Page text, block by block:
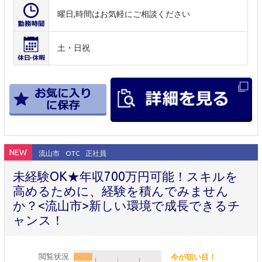
曜日,時間はお気軽にご相談ください
土・日祝
NEW 流山市 OTC 正社員
未経験OK★年収700万円可能！スキルを
高めるために、経験を積んでみません
か？<流山市>新しい環境で成長できるチ
ャンス！
閲覧状況 今が狙い目！